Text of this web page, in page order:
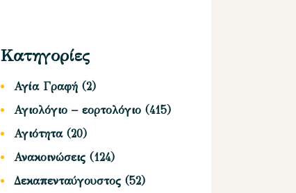
Κατηγορίες
Αγία Γραφή (2)
Αγιολόγιο – εορτολόγιο (415)
Αγιότητα(20)
Ανακοινώσεις (124)
Δεκαπενταύγουστος (52)